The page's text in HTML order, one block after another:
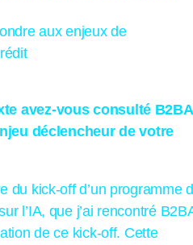
aux enjeux de
avez-vous consulté
déclencheur de votre
du kick-off d’un programme
l’IA, que j’ai rencontré
de ce kick-off. Cette